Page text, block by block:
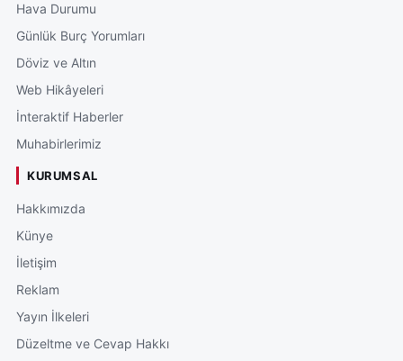
Hava Durumu
Günlük Burç Yorumları
Döviz ve Altın
Web Hikâyeleri
İnteraktif Haberler
Muhabirlerimiz
KURUMSAL
Hakkımızda
Künye
İletişim
Reklam
Yayın İlkeleri
Düzeltme ve Cevap Hakkı